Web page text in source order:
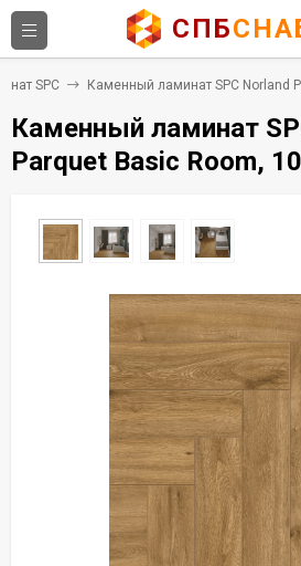
СПБ
SPC Каменный ламинат SPC Norland
Каменный ламинат
Parquet Basic Room,